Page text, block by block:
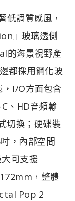
低調質感風，
』玻璃透側
的海景視野產
都採用鋼化玻
，I/O方面包含
、HD音頻輸
切換；硬碟裝
，內部空間
可支援
，整體
Pop 2